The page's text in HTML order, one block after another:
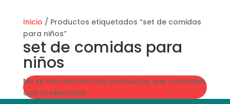
Inicio / Productos etiquetados “set de comidas
para niños”
set de comidas para
niños
No se han encontrado productos que coincidan
con tu selección.